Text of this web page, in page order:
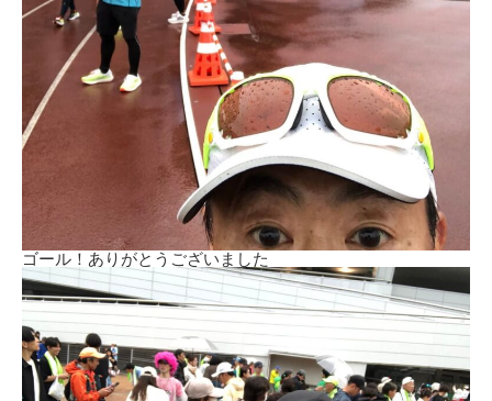
ゴール！ありがとうございました